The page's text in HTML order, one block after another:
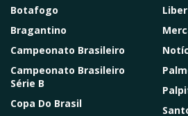
Botafogo
Bragantino
Campeonato Brasileiro
Campeonato Brasileiro
Série B
Copa Do Brasil